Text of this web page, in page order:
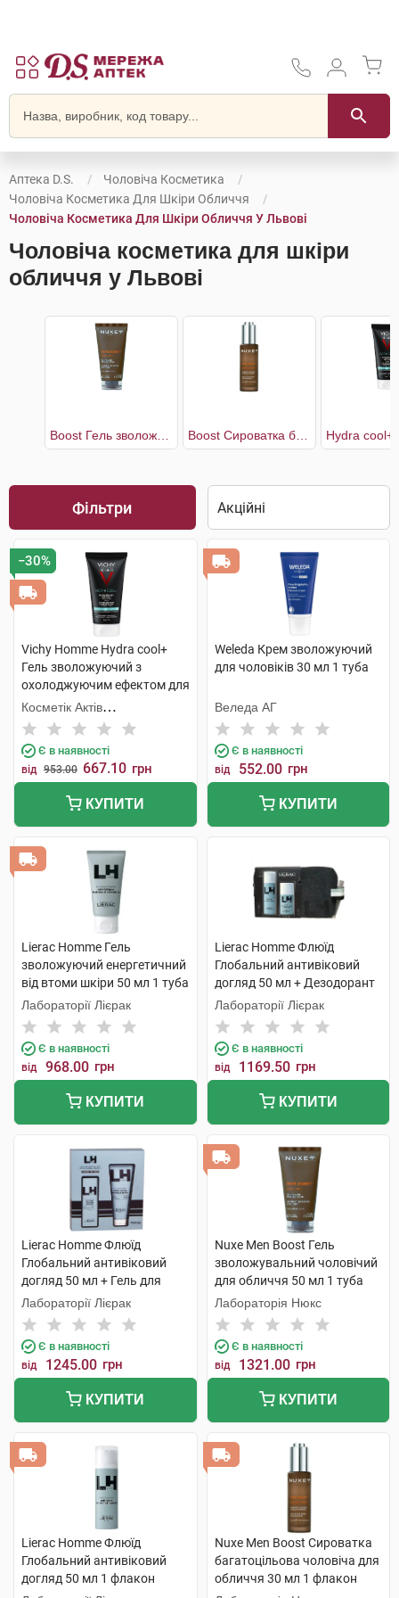
Аптека D.S.
Чоловіча Косметика
Чоловіча Косметика Для Шкіри Обличчя
Чоловіча Косметика Для Шкіри Обличчя У Львові
Чоловіча косметика для шкіри
обличчя у Львові
Фільтри
−30%
Vichy Homme Hydra cool+
Гель зволожуючий з
охолоджуючим ефектом для
обличчя та контуру очей 50
мл 1 туба
Косметік Актів
Інтернаціональ
Є в наявності
від 953.00 667.10 грн
КУПИТИ
Weleda Крем зволожуючий
для чоловіків 30 мл 1 туба
Веледа АГ
Є в наявності
від 552.00 грн
КУПИТИ
Lierac Homme Гель
зволожуючий енергетичний
від втоми шкіри 50 мл 1 туба
Лабораторії Лієрак
Є в наявності
від 968.00 грн
КУПИТИ
Lierac Homme Флюїд
Глобальний антивіковий
догляд 50 мл + Дезодорант
50 мл 1 набір
Лабораторії Лієрак
Є в наявності
від 1169.50 грн
КУПИТИ
Lierac Homme Флюїд
Глобальний антивіковий
догляд 50 мл + Гель для
душу 200 мл 1 набір
Лабораторії Лієрак
Є в наявності
від 1245.00 грн
КУПИТИ
Nuxe Men Boost Гель
зволожувальний чоловічий
для обличчя 50 мл 1 туба
Лабораторія Нюкс
Є в наявності
від 1321.00 грн
КУПИТИ
Lierac Homme Флюїд
Глобальний антивіковий
догляд 50 мл 1 флакон
Nuxe Men Boost Сироватка
багатоцільова чоловіча для
обличчя 30 мл 1 флакон